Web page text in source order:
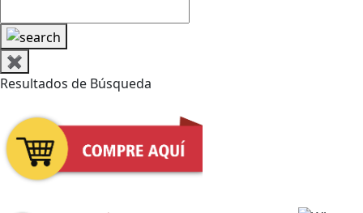
✖
Resultados de Búsqueda